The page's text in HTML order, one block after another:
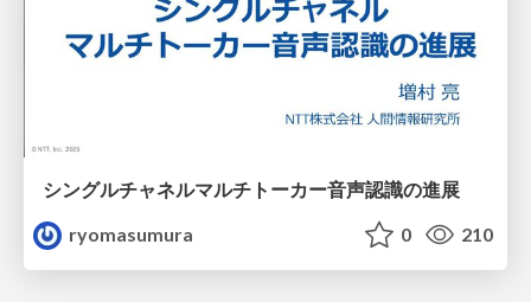
シングルチャネルマルチトーカー音声認識の進展
ryomasumura
0 210